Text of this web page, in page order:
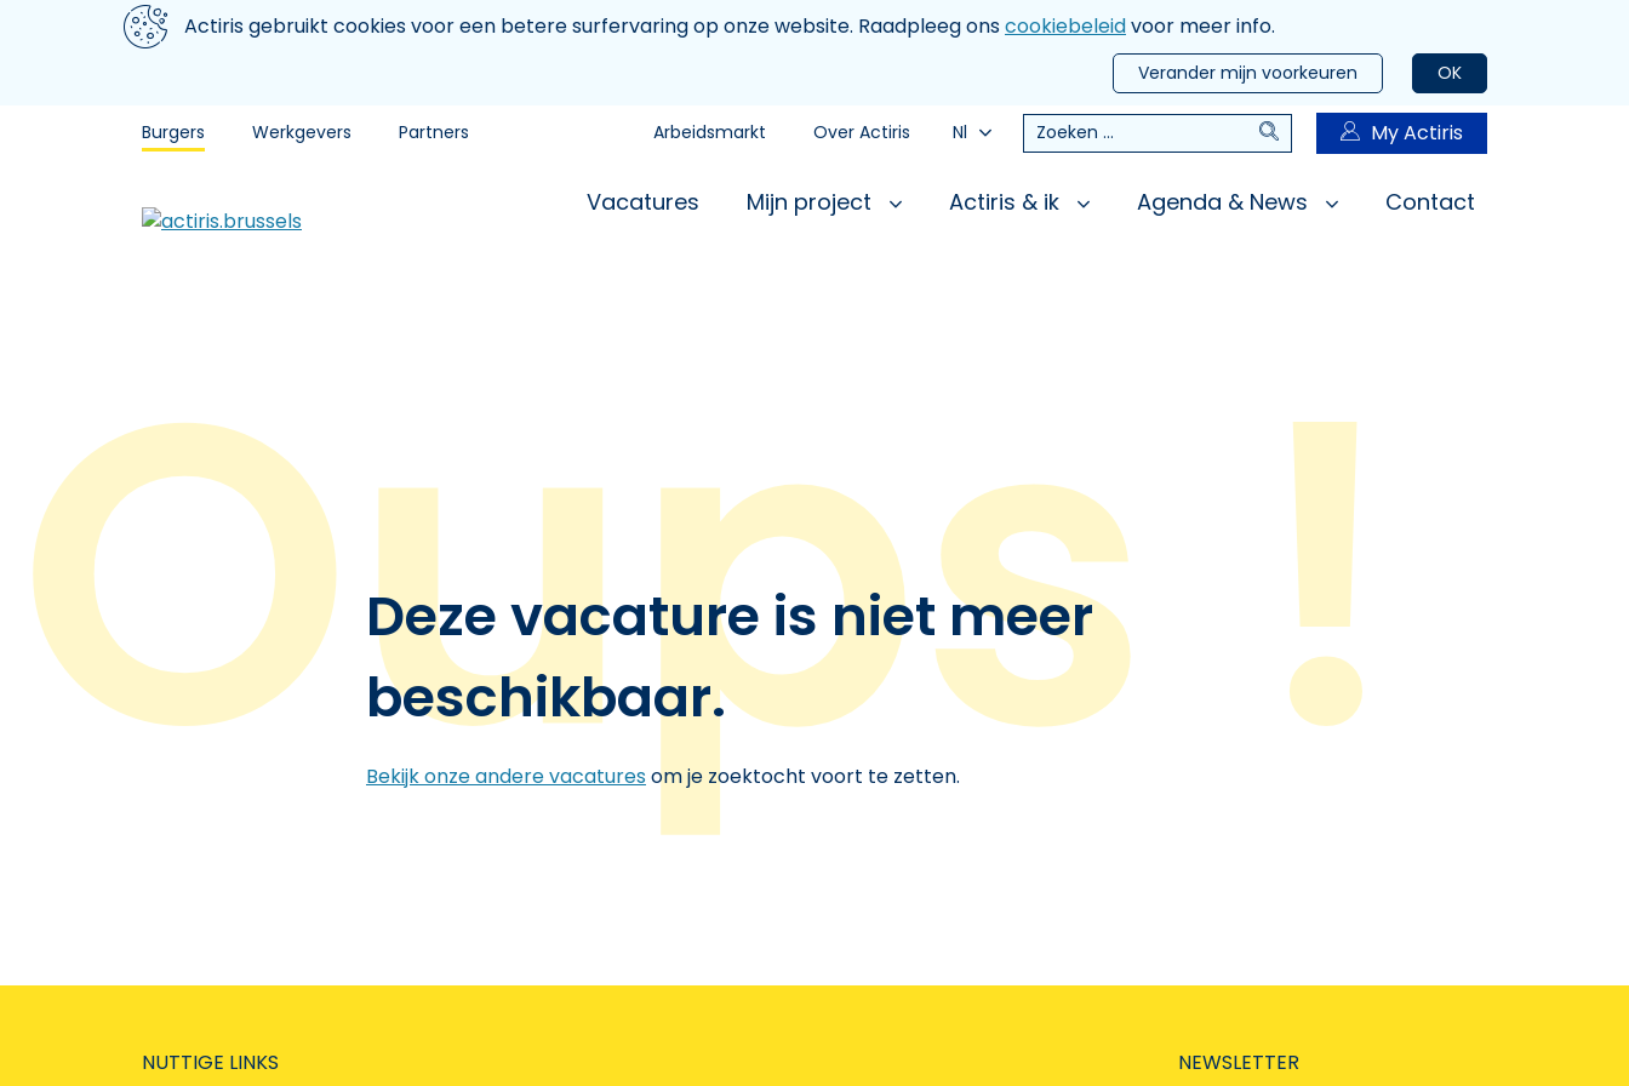
Aller au contenu principal
We gebruiken cookiesActiris gebruikt cookies voor een betere surfervaring op onze website. Raadpleeg onscookiebeleidvoor meer info.
OK
Verander mijn voorkeuren
Burgers Werkgevers Partners Arbeidsmarkt Over Actiris Nl Zoeken Zoeken My Actiris
Vacatures Mijn project Actiris & ik Agenda & News Contact
Deze vacature is niet meer
beschikbaar.
Bekijk onze andere vacaturesom je zoektocht voort te zetten.
NUTTIGE LINKS NEWSLETTER